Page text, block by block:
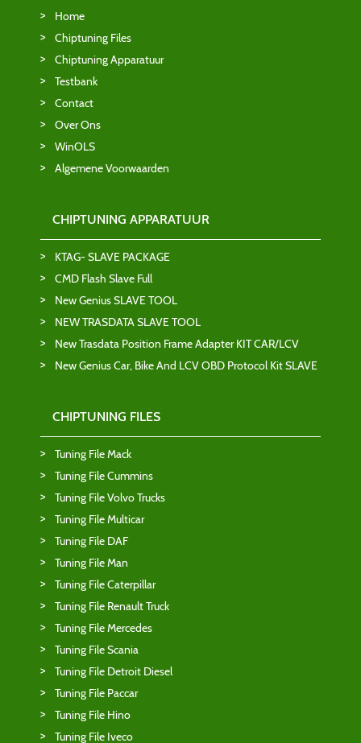
Home
Chiptuning Files
Chiptuning Apparatuur
Testbank
Contact
Over Ons
WinOLS
Algemene Voorwaarden
CHIPTUNING APPARATUUR
KTAG- SLAVE PACKAGE
CMD Flash Slave Full
New Genius SLAVE TOOL
NEW TRASDATA SLAVE TOOL
New Trasdata Position Frame Adapter KIT CAR/LCV
New Genius Car, Bike And LCV OBD Protocol Kit SLAVE
CHIPTUNING FILES
Tuning File Mack
Tuning File Cummins
Tuning File Volvo Trucks
Tuning File Multicar
Tuning File DAF
Tuning File Man
Tuning File Caterpillar
Tuning File Renault Truck
Tuning File Mercedes
Tuning File Scania
Tuning File Detroit Diesel
Tuning File Paccar
Tuning File Hino
Tuning File Iveco